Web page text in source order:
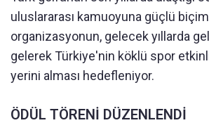
uluslararası kamuoyuna güçlü
organizasyonun, gelecek yıllarda
gelerek Türkiye'nin köklü spor
yerini alması hedefleniyor.
ÖDÜL TÖRENİ DÜZENLENDİ